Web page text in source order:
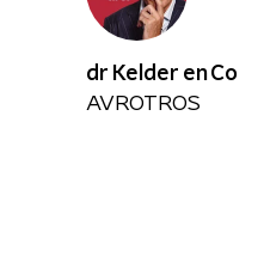
dr Kelder en Co
AVROTROS